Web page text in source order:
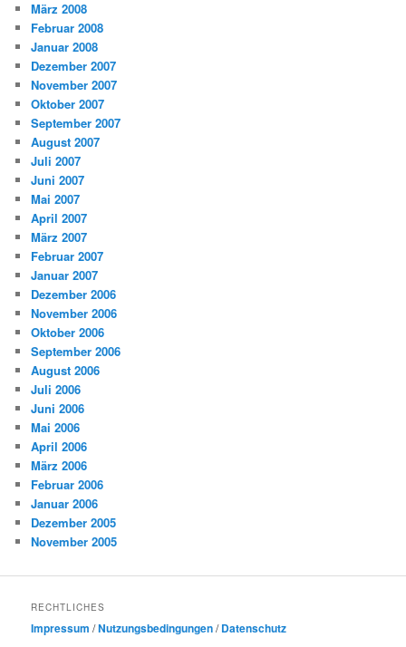
März 2008
Februar 2008
Januar 2008
Dezember 2007
November 2007
Oktober 2007
September 2007
August 2007
Juli 2007
Juni 2007
Mai 2007
April 2007
März 2007
Februar 2007
Januar 2007
Dezember 2006
November 2006
Oktober 2006
September 2006
August 2006
Juli 2006
Juni 2006
Mai 2006
April 2006
März 2006
Februar 2006
Januar 2006
Dezember 2005
November 2005
RECHTLICHES
Impressum /Nutzungsbedingungen/Datenschutz